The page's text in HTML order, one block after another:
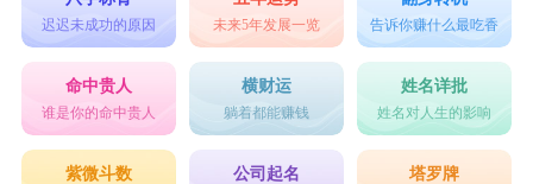
迟迟未成功的原因 未来5年发展一览 告诉你赚什么最吃香
命中贵人
谁是你的命中贵人
横财运
躺着都能赚钱
姓名详批
姓名对人生的影响
紫微斗数 公司起名 塔罗牌